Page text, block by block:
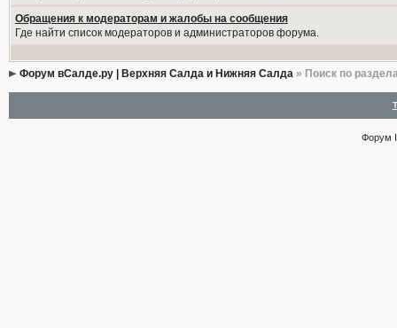
Обращения к модераторам и жалобы на сообщения
Где найти список модераторов и администраторов форума.
Форум вСалде.ру | Верхняя Салда и Нижняя Салда» Поиск по
Форум